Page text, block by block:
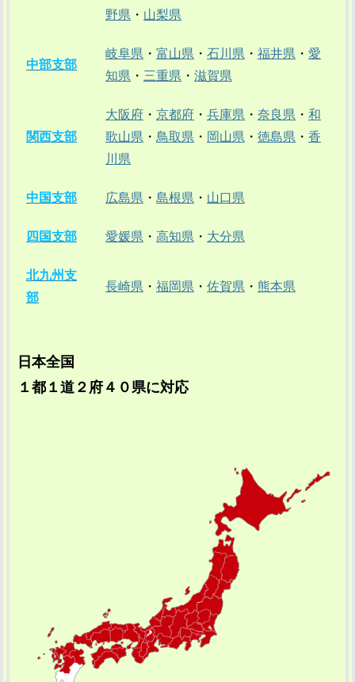
野県 ・ 山梨県
中部支部
岐阜県 ・ 富山県 ・ 石川県 ・ 福井県 ・ 愛
知県 ・ 三重県 ・ 滋賀県
関西支部
大阪府 ・ 京都府 ・ 兵庫県 ・ 奈良県 ・ 和
歌山県 ・ 鳥取県 ・ 岡山県 ・ 徳島県 ・ 香
川県
中国支部 広島県 ・ 島根県 ・ 山口県
四国支部 愛媛県 ・ 高知県 ・ 大分県
北九州支
部
長崎県 ・ 福岡県 ・ 佐賀県 ・ 熊本県
日本全国
１都１道２府４０県に対応